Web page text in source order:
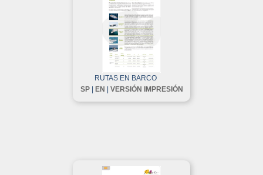
RUTAS EN BARCO
SP| EN | VERSIÓN IMPRESIÓN